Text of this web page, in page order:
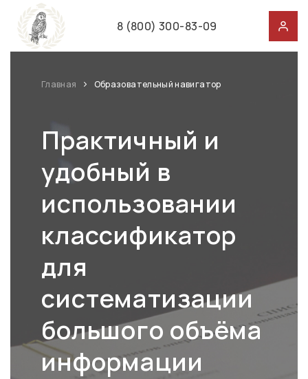
8 (800) 300-83-09
Главная Образовательный навигатор
Практичный и
удобный в
использовании
классификатор
для
систематизации
большого объёма
информации